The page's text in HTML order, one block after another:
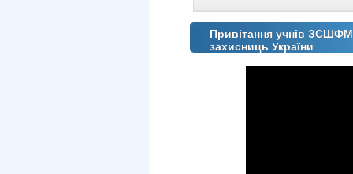
Привітання учнів
захисниць України